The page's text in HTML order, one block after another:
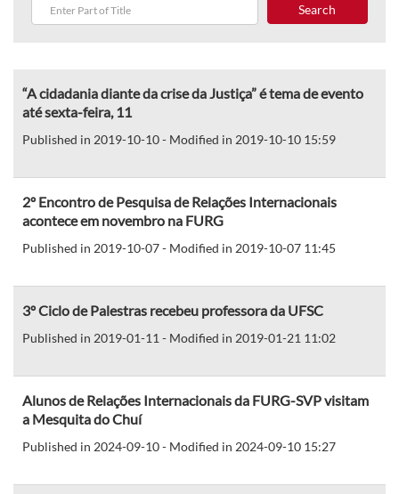
Search
“A cidadania diante da crise da Justiça” é tema de evento
até sexta-feira, 11
Published in 2019-10-10 - Modified in 2019-10-10 15:59
2º Encontro de Pesquisa de Relações Internacionais
acontece em novembro na FURG
Published in 2019-10-07 - Modified in 2019-10-07 11:45
3º Ciclo de Palestras recebeu professora da UFSC
Published in 2019-01-11 - Modified in 2019-01-21 11:02
Alunos de Relações Internacionais da FURG-SVP visitam
a Mesquita do Chuí
Published in 2024-09-10 - Modified in 2024-09-10 15:27